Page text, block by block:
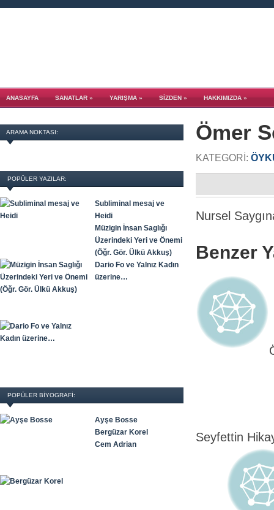
ANASAYFA SANATLAR» YARIŞMA» SİZDEN» HAKKIMIZDA»
Ömer
KATEGORI:
Nursel
Benzer
Seyfettin
ARAMA NOKTASI:
POPÜLER YAZILAR:
Subliminal mesaj ve
Heidi
Müzigin İnsan Saglığı
Üzerindeki Yeri ve Önemi
(Öğr. Gör. Ülkü Akkuş)
Dario Fo ve Yalnız Kadın
üzerine…
POPÜLER BİYOGRAFİ:
Ayşe Bosse
Bergüzar Korel
Cem Adrian